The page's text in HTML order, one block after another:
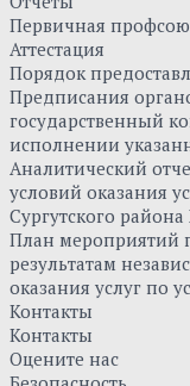
Первичная
Аттестация
Порядок
Предписания
государственный
исполнении
Аналитический
условий оказания
Сургутского
План мероприятий
результатам
оказания услуг по
Контакты
Контакты
Оцените нас